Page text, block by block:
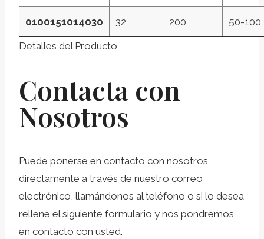
0100151014030 32 200 50-100
Detalles del Producto
Contacta con
Nosotros
Puede ponerse en contacto con nosotros
directamente a través de nuestro correo
electrónico, llamándonos al teléfono o si lo desea
rellene el siguiente formulario y nos pondremos
en contacto con usted.